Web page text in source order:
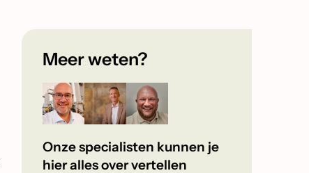
Meer weten?
Onze specialisten kunnen je
hier alles over vertellen